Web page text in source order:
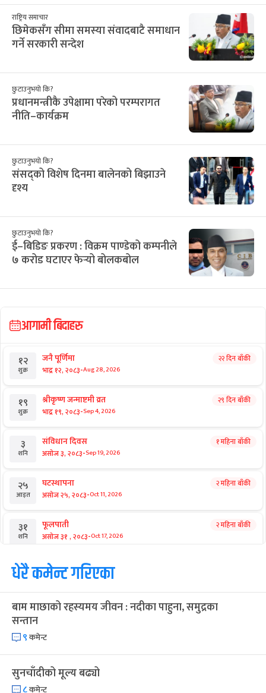
राष्ट्रिय समाचार
छिमेकसँग सीमा समस्या संवादबाटै समाधान
गर्ने सरकारी सन्देश
छुटाउनुभयो कि?
प्रधानमन्त्रीकै उपेक्षामा परेको परम्परागत
नीति–कार्यक्रम
छुटाउनुभयो कि?
संसद्को विशेष दिनमा बालेनको बिझाउने
दृश्य
छुटाउनुभयो कि?
ई–बिडिङ प्रकरण : विक्रम पाण्डेको कम्पनीले
७ करोड घटाएर फेर्‍यो बोलकबोल
आगामी बिदाहरु
१२
शुक्र
जनै पूर्णिमा
भाद्र १२, २०८३-Aug 28, 2026
२२ दिन बाँकी
१९
शुक्र
श्रीकृष्ण जन्माष्टमी व्रत
भाद्र १९, २०८३-Sep 4, 2026
२९ दिन बाँकी
३
शनि
संविधान दिवस
असोज ३, २०८३-Sep 19, 2026
१ महिना बाँकी
२५
आइत
घटस्थापना
असोज २५, २०८३-Oct 11, 2026
२ महिना बाँकी
३१
शनि
फूलपाती
असोज ३१ , २०८३-Oct 17, 2026
२ महिना बाँकी
१
आइत
कार्तिक सङ्क्रान्ति
कार्तिक १, २०८३-Oct 18, 2026
३
मंगल
महानवमी २ महिना बाँकी
४
धेरै कमेन्ट गरिएका
बाम माछाको रहस्यमय जीवन : नदीका पाहुना, समुद्रका
सन्तान
९कमेन्ट
सुनचाँदीको मूल्य बढ्यो
८कमेन्ट